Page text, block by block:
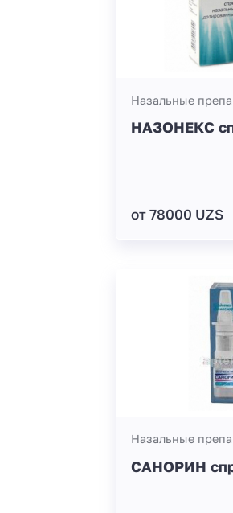
Назальные
НАЗОНЕКС
от 78000 UZS
Назальные
САНОРИН